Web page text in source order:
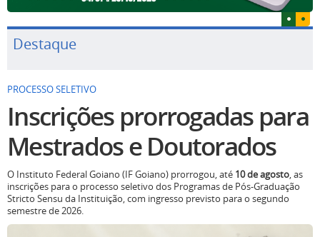
Destaque
PROCESSO SELETIVO
Inscrições prorrogadas para
Mestrados e Doutorados
O Instituto Federal Goiano (IF Goiano) prorrogou, até 10 de agosto, as
inscrições para o processo seletivo dos Programas de Pós-Graduação
Stricto Sensu da Instituição, com ingresso previsto para o segundo
semestre de 2026.